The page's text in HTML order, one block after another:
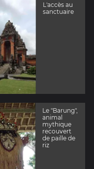
L'accès au
sanctuaire
Le "Barung",
animal
mythique
recouvert
de paille de
riz